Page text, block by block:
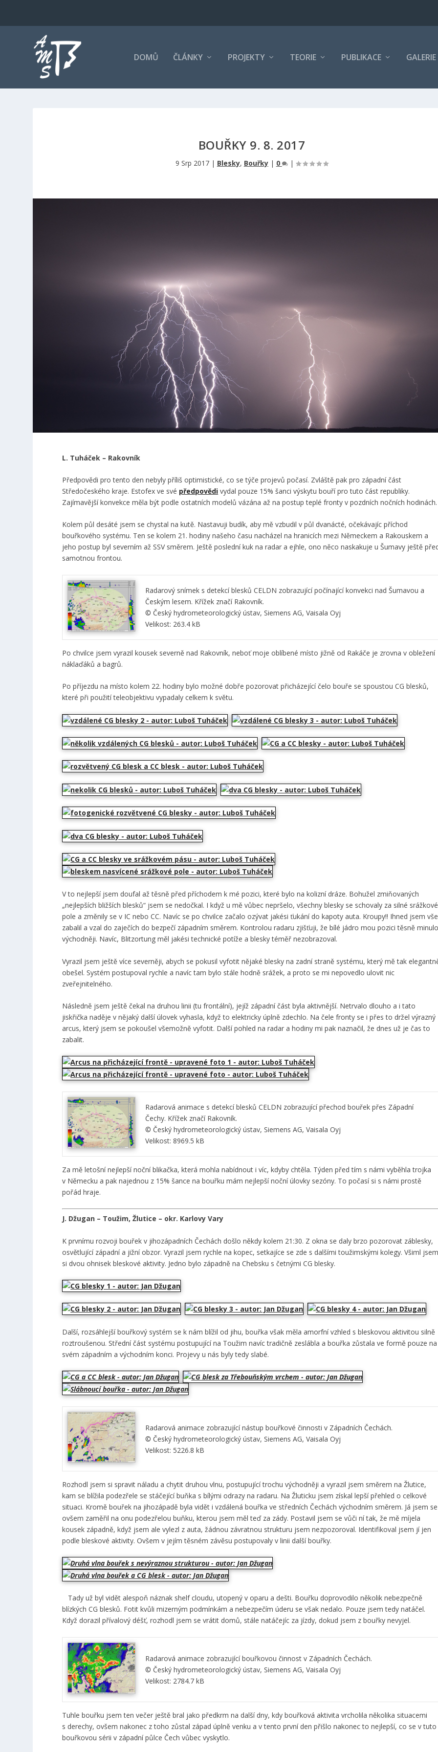
DOMŮ ČLÁNKY PROJEKTY TEORIE PUBLIKACE GALERIE
BOUŘKY 9. 8. 2017
9 Srp 2017| Blesky, Bouřky| 0 |
L. Tuháček – Rakovník
Předpovědi pro tento den nebyly příliš optimistické, co se týče projevů počasí. Zvláště pak pro západní část
Středočeského kraje. Estofex ve své předpovědi vydal pouze 15% šanci výskytu bouří pro tuto část republiky.
Zajímavější konvekce měla být podle ostatních modelů vázána až na postup teplé fronty v pozdních nočních hodinách.
Kolem půl desáté jsem se chystal na kutě. Nastavuji budík, aby mě vzbudil v půl dvanácté, očekávajíc příchod
bouřkového systému. Ten se kolem 21. hodiny našeho času nacházel na hranicích mezi Německem a Rakouskem a
jeho postup byl severním až SSV směrem. Ještě poslední kuk na radar a ejhle, ono něco naskakuje u Šumavy ještě
samotnou frontou.
Radarový snímek s detekcí blesků CELDN zobrazující počínající konvekci nad Šumavou a
Českým lesem. Křížek značí Rakovník.
© Český hydrometeorologický ústav, Siemens AG, Vaisala Oyj
Velikost: 263.4 kB
Po chvilce jsem vyrazil kousek severně nad Rakovník, neboť moje oblíbené místo jižně od Rakáče je zrovna v obležení
náklaďáků a bagrů.
Po příjezdu na místo kolem 22. hodiny bylo možné dobře pozorovat přicházející čelo bouře se spoustou CG blesků,
které při použití teleobjektivu vypadaly celkem k světu.
V to nejlepší jsem doufal až těsně před příchodem k mé pozici, které bylo na kolizní dráze. Bohužel zmiňovaných
„nejlepších bližších blesků“ jsem se nedočkal. I když u mě vůbec nepršelo, všechny blesky se schovaly za silné srážkové
pole a změnily se v IC nebo CC. Navíc se po chvilce začalo ozývat jakési ťukání do kapoty auta. Kroupy!! Ihned jsem vše
zabalil a vzal do zaječích do bezpečí západním směrem. Kontrolou radaru zjišťuji, že bílé jádro mou pozici těsně
východněji. Navíc, Blitzortung měl jakési technické potíže a blesky téměř nezobrazoval.
Vyrazil jsem ještě více severněji, abych se pokusil vyfotit nějaké blesky na zadní straně systému, který mě tak
obešel. Systém postupoval rychle a navíc tam bylo stále hodně srážek, a proto se mi nepovedlo ulovit nic
zveřejnitelného.
Následně jsem ještě čekal na druhou linii (tu frontální), jejíž západní část byla aktivnější. Netrvalo dlouho a i tato
jiskřička naděje v nějaký další úlovek vyhasla, když to elektricky úplně zdechlo. Na čele fronty se i přes to držel výrazný
arcus, který jsem se pokoušel všemožně vyfotit. Další pohled na radar a hodiny mi pak naznačil, že dnes už je čas to
zabalit.
Radarová animace s detekcí blesků CELDN zobrazující přechod bouřek přes Západní
Čechy. Křížek značí Rakovník.
© Český hydrometeorologický ústav, Siemens AG, Vaisala Oyj
Velikost: 8969.5 kB
Za mě letošní nejlepší noční blikačka, která mohla nabídnout i víc, kdyby chtěla. Týden před tím s námi vyběhla trojka
v Německu a pak najednou z 15% šance na bouřku mám nejlepší noční úlovky sezóny. To počasí si s námi prostě
pořád hraje.
J. Džugan – Toužim, Žlutice – okr. Karlovy Vary
K prvnímu rozvoji bouřek v jihozápadních Čechách došlo někdy kolem 21:30. Z okna se daly brzo pozorovat záblesky,
osvětlující západní a jižní obzor. Vyrazil jsem rychle na kopec, setkajíce se zde s dalšími toužimskými kolegy. Všiml
si dvou ohnisek bleskové aktivity. Jedno bylo západně na Chebsku s četnými CG blesky.
Další, rozsáhlejší bouřkový systém se k nám blížil od jihu, bouřka však měla amorfní vzhled s bleskovou aktivitou silně
roztroušenou. Střední část systému postupující na Toužim navíc tradičně zeslábla a bouřka zůstala ve formě pouze na
svém západním a východním konci. Projevy u nás byly tedy slabé.
Radarová animace zobrazující nástup bouřkové činnosti v Západních Čechách.
© Český hydrometeorologický ústav, Siemens AG, Vaisala Oyj
Velikost: 5226.8 kB
Rozhodl jsem si spravit náladu a chytit druhou vlnu, postupující trochu východněji a vyrazil jsem směrem na Žlutice,
kam se blížila podezřele se stáčející buňka s bílými odrazy na radaru. Na Žluticku jsem získal lepší přehled o celkové
situaci. Kromě bouřek na jihozápadě byla vidět i vzdálená bouřka ve středních Čechách východním směrem. Já jsem se
ovšem zaměřil na onu podezřelou buňku, kterou jsem měl teď za zády. Postavil jsem se vůči ní tak, že mě míjela
kousek západně, když jsem ale vylezl z auta, žádnou závratnou strukturu jsem nezpozoroval. Identifikoval jsem jí jen
podle bleskové aktivity. Ovšem v jejím těsném závěsu postupovaly v linii další bouřky.
Tady už byl vidět alespoň náznak shelf cloudu, utopený v oparu a dešti. Bouřku doprovodilo několik nebezpečně
blízkých CG blesků. Fotit kvůli mizerným podmínkám a nebezpečím úderu se však nedalo. Pouze jsem tedy natáčel.
Když dorazil přívalový déšť, rozhodl jsem se vrátit domů, stále natáčejíc za jízdy, dokud jsem z bouřky nevyjel.
Radarová animace zobrazující bouřkovou činnost v Západních Čechách.
© Český hydrometeorologický ústav, Siemens AG, Vaisala Oyj
Velikost: 2784.7 kB
Tuhle bouřku jsem ten večer ještě bral jako předkrm na další dny, kdy bouřková aktivita vrcholila několika situacemi
s derechy, ovšem nakonec z toho zůstal západ úplně venku a v tento první den přišlo nakonec to nejlepší, co se v tuto
bouřkovou sérii v západní půlce Čech vůbec vyskytlo.